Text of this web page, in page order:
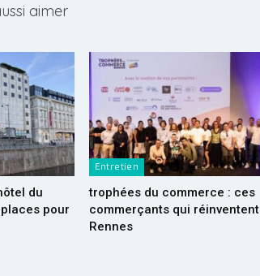
aimer
du
pour
Entretien
trophées du commerce : ces
commerçants qui réinventent
Rennes